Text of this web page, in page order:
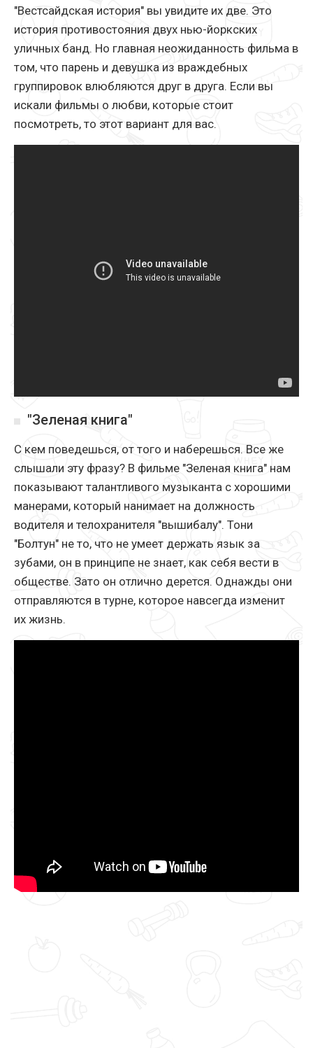
"Вестсайдская история" вы увидите их две. Это
история противостояния двух нью-йоркских
уличных банд. Но главная неожиданность фильма в
том, что парень и девушка из враждебных
группировок влюбляются друг в друга. Если вы
искали фильмы о любви, которые стоит
посмотреть, то этот вариант для вас.
"Зеленая книга"
С кем поведешься, от того и наберешься. Все же
слышали эту фразу? В фильме "Зеленая книга" нам
показывают талантливого музыканта с хорошими
манерами, который нанимает на должность
водителя и телохранителя "вышибалу". Тони
"Болтун" не то, что не умеет держать язык за
зубами, он в принципе не знает, как себя вести в
обществе. Зато он отлично дерется. Однажды они
отправляются в турне, которое навсегда изменит
их жизнь.